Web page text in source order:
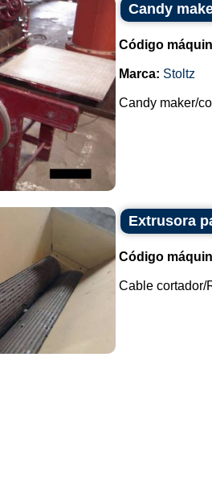
Candy
Código
Marca: Stoltz
Candy maker/
Extrusora
Código
Cable cortador/